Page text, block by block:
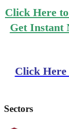
Click Here
Get Instant
Click
Sectors